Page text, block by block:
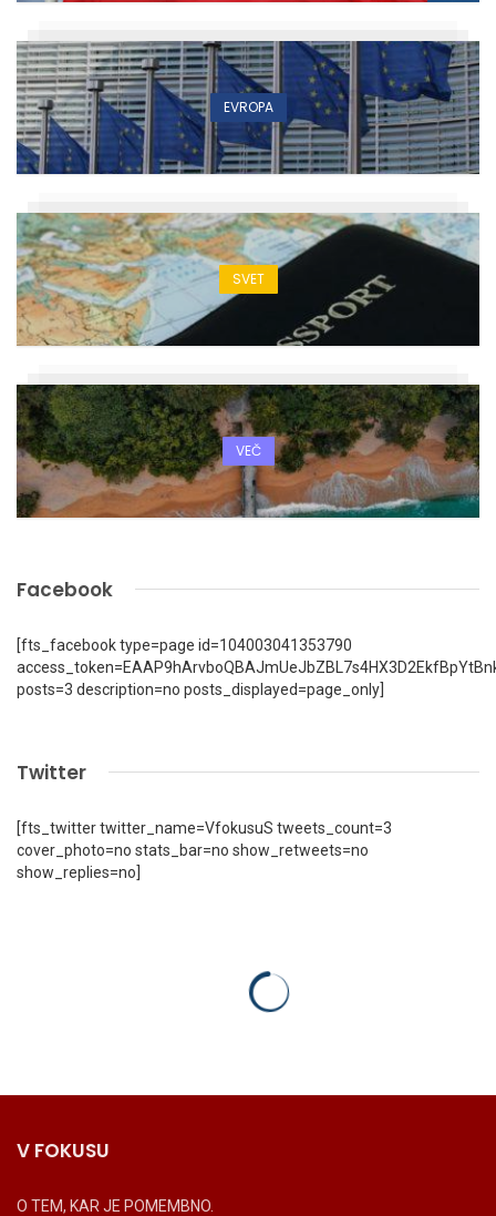
EVROPA
SVET
VEČ
Facebook
[fts_facebook type=page id=104003041353790
posts=3 description=no posts_displayed=page_only]
Twitter
[fts_twitter twitter_name=VfokusuS tweets_count=3
cover_photo=no stats_bar=no show_retweets=no
show_replies=no]
V FOKUSU
O TEM, KAR JE POMEMBNO.